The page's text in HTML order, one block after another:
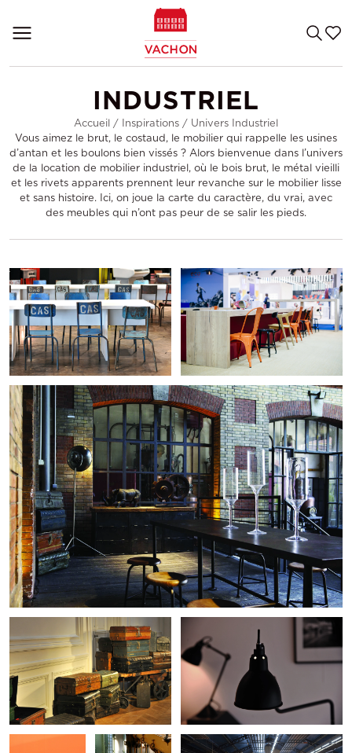
INDUSTRIEL
Accueil / Inspirations / Univers Industriel
Vous aimez le brut, le costaud, le mobilier qui rappelle les usines
d’antan et les boulons bien vissés ? Alors bienvenue dans l’univers
de la location de mobilier industriel, où le bois brut, le métal vieilli
et les rivets apparents prennent leur revanche sur le mobilier lisse
et sans histoire. Ici, on joue la carte du caractère, du vrai, avec
des meubles qui n’ont pas peur de se salir les pieds.